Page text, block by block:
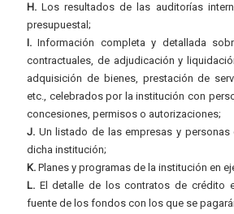
H. Los resultados de las auditorías
presupuestal;
I. Información completa y detallada
contractuales, de adjudicación y
adquisición de bienes, prestación de
etc., celebrados por la institución con
concesiones, permisos o autorizaciones;
J. Un listado de las empresas y
dicha institución;
K. Planes y programas de la institución en
L. El detalle de los contratos de crédito
fuente de los fondos con los que se